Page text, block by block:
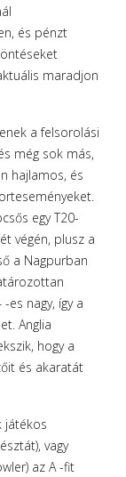
és pénzt
maradjon
a felsorolási
még sok más,
hajlamos, és
egy T20-
végén, plusz a
a Nagpurban
es nagy, így a
Anglia
hogy a
és akaratát
játékos
vagy
az A -fit